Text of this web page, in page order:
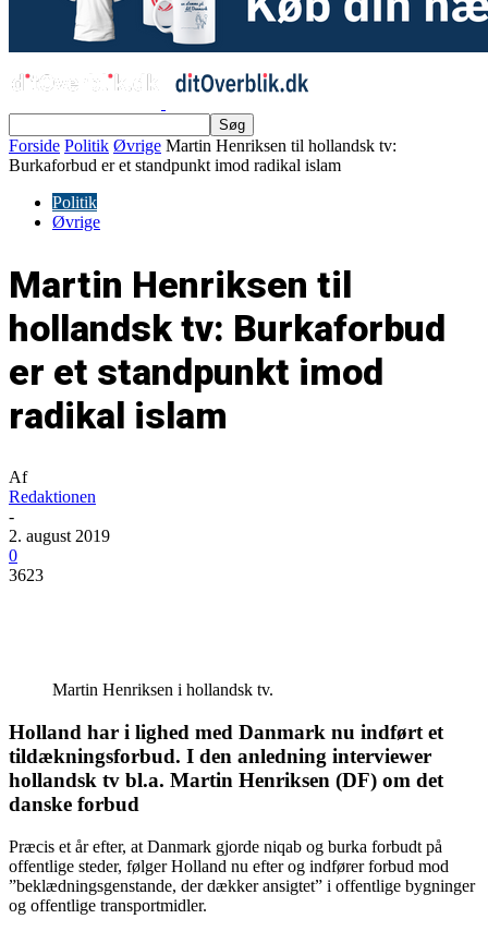
Forside Politik Øvrige Martin Henriksen til hollandsk tv:
Burkaforbud er et standpunkt imod radikal islam
Politik
Øvrige
Martin Henriksen til
hollandsk tv: Burkaforbud
er et standpunkt imod
radikal islam
Af
Redaktionen
-
2. august 2019
0
3623
Martin Henriksen i hollandsk tv.
Holland har i lighed med Danmark nu indført et
tildækningsforbud. I den anledning interviewer
hollandsk tv bl.a. Martin Henriksen (DF) om det
danske forbud
Præcis et år efter, at Danmark gjorde niqab og burka forbudt på
offentlige steder, følger Holland nu efter og indfører forbud mod
”beklædningsgenstande, der dækker ansigtet” i offentlige bygninger
og offentlige transportmidler.